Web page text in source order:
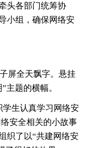
头各部门统筹协
小组，确保网络安
屏全天飘字。悬挂
主题的横幅。
生认真学习网络安
安全相关的小故事
织了以“共建网络安